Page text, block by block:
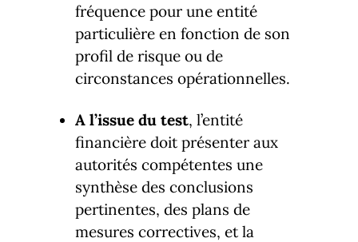
fréquence pour une entité
particulière en fonction de son
profil de risque ou de
circonstances opérationnelles.
A l’issue du test, l’entité
financière doit présenter aux
autorités compétentes une
synthèse des conclusions
pertinentes, des plans de
mesures correctives, et la